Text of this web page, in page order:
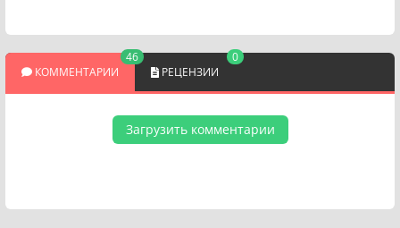
КОММЕНТАРИИ
46
РЕЦЕНЗИИ
0
Загрузить комментарии